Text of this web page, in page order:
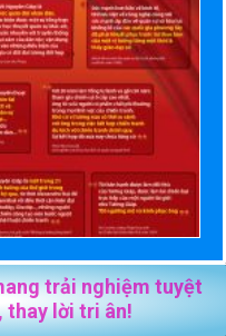
trải nghiệm tuyệt
thay lời tri ân!